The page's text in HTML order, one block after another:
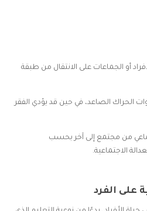
أو الجماعات على الانتقال من طبقة
الحراك الصاعد، في حين قد يؤدي الفقر
من مجتمع إلى آخر بحسب
الاجتماعية.
على الفرد